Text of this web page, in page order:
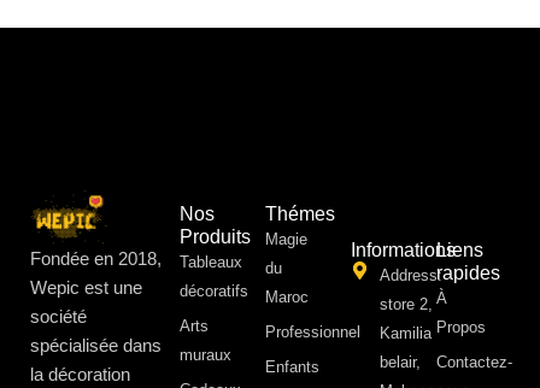
Fondée en 2018,
Wepic est une
société
spécialisée dans
la décoration
Nos
Produits
Tableaux
décoratifs
Arts
muraux
Thémes
Magie
du
Maroc
Professionnel
Enfants
Informations
Address:
store 2,
Kamilia
belair,
Liens
rapides
À
Propos ​
Contactez-